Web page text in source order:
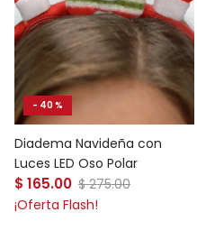
- 40 %
Diadema Navideña con
Luces LED Oso Polar
Precio de venta
$ 165.00 Precio normal
$ 275.00
¡Oferta Flash!